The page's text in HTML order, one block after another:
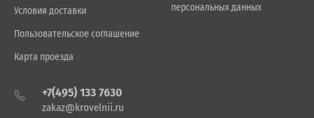
Условия доставки
Пользовательское соглашение
Карта проезда
персональных данных
+7(495) 133 7630
zakaz@krovelnii.ru